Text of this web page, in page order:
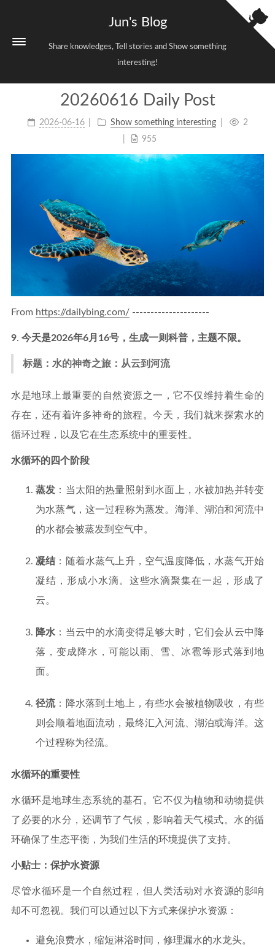
Jun's Blog
Share knowledges, Tell stories and Show something
interesting!
Categories
699
Links
20260616 Daily Post
2026-06-16 Show something interesting
2
955
From https://dailybing.com/ ---------------------
9. 今天是2026年6月16号，生成一则科普，主题不限。
标题：水的神奇之旅：从云到河流
水是地球上最重要的自然资源之一，它不仅维持着生命的
存在，还有着许多神奇的旅程。今天，我们就来探索水的
循环过程，以及它在生态系统中的重要性。
水循环的四个阶段
蒸发 ：当太阳的热量照射到水面上，水被加热并转变
为水蒸气，这一过程称为蒸发。海洋、湖泊和河流中
的水都会被蒸发到空气中。
凝结：随着水蒸气上升，空气温度降低，水蒸气开始
凝结，形成小水滴。这些水滴聚集在一起，形成了
云。
降水 ：当云中的水滴变得足够大时，它们会从云中降
落，变成降水，可能以雨、雪、冰雹等形式落到地
面。
径流：降水落到土地上，有些水会被植物吸收，有些
则会顺着地面流动，最终汇入河流、湖泊或海洋。这
个过程称为径流。
水循环的重要性
水循环是地球生态系统的基石。它不仅为植物和动物提供
了必要的水分，还调节了气候，影响着天气模式。水的循
环确保了生态平衡，为我们生活的环境提供了支持。
小贴士：保护水资源
尽管水循环是一个自然过程，但人类活动对水资源的影响
却不可忽视。我们可以通过以下方式来保护水资源：
避免浪费水，缩短淋浴时间，修理漏水的水龙头。